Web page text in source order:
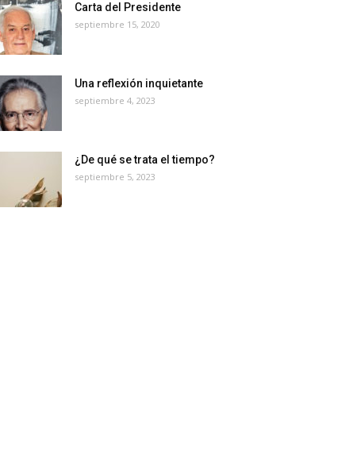
Carta del Presidente
septiembre 15, 2020
Una reflexión inquietante
septiembre 4, 2023
¿De qué se trata el tiempo?
septiembre 5, 2023